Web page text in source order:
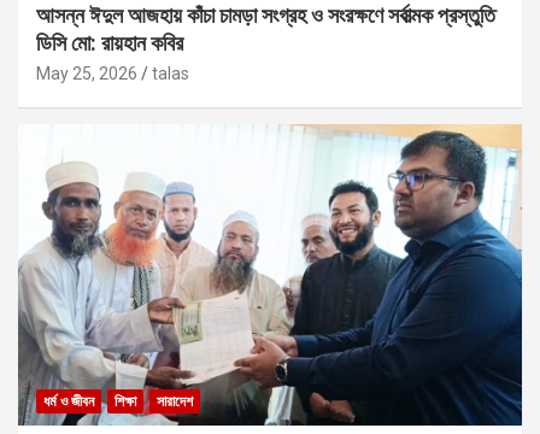
আসন্ন ঈদুল আজহায় কাঁচা চামড়া সংগ্রহ ও সংরক্ষণে সর্বাত্মক প্রস্তুতি
ডিসি মো: রায়হান কবির
May 25, 2026 talas
ধর্ম ও জীবন শিক্ষা সারাদেশ